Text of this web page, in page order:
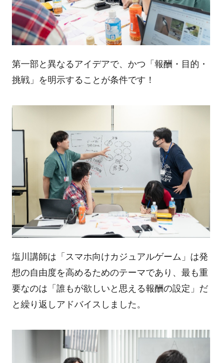
第一部と異なるアイデアで、かつ「報酬・目的・
挑戦」を明示することが条件です！
塩川講師は「スマホ向けカジュアルゲーム」は発
想の自由度を高めるためのテーマであり、最も重
要なのは「誰もが欲しいと思える報酬の設定」だ
と繰り返しアドバイスしました。